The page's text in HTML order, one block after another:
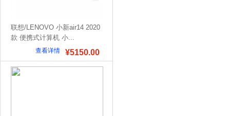
联想/LENOVO 小新air14 2020
款 便携式计算机 小...
¥5150.00
查看详情